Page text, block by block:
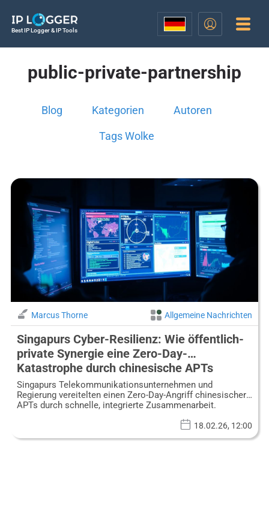
Best IP Logger & IP Tools
public-private-partnership
Blog Kategorien Autoren
Tags Wolke
Marcus Thorne Allgemeine Nachrichten
Singapurs Cyber-Resilienz: Wie öffentlich-
private Synergie eine Zero-Day-
Katastrophe durch chinesische APTs
abwehrte
Singapurs Telekommunikationsunternehmen und
Regierung vereitelten einen Zero-Day-Angriff chinesischer
APTs durch schnelle, integrierte Zusammenarbeit.
18.02.26, 12:00